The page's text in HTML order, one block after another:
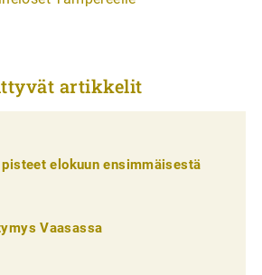
artikkelit
elokuun ensimmäisestä
Vaasassa